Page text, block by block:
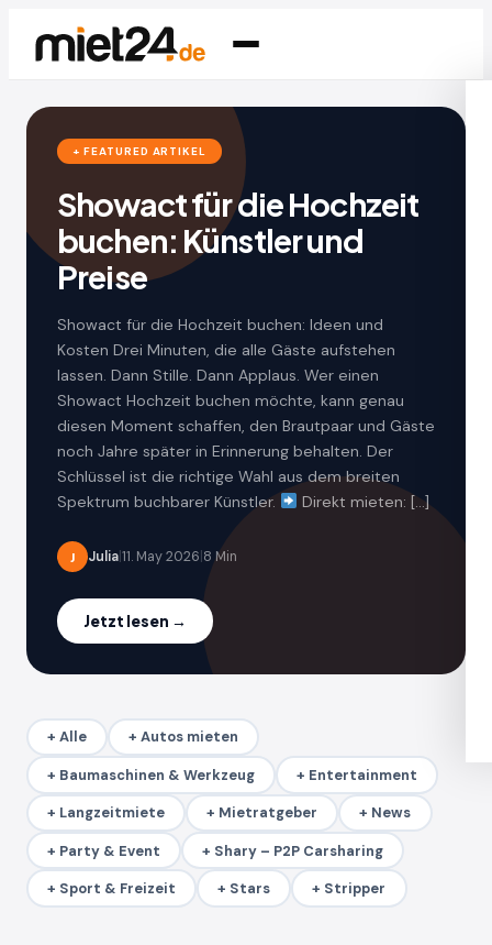
+ FEATURED ARTIKEL
Showact für die Hochzeit
buchen: Künstler und
Preise
Showact für die Hochzeit buchen: Ideen und
Kosten Drei Minuten, die alle Gäste aufstehen
lassen. Dann Stille. Dann Applaus. Wer einen
Showact Hochzeit buchen möchte, kann genau
diesen Moment schaffen, den Brautpaar und Gäste
noch Jahre später in Erinnerung behalten. Der
Schlüssel ist die richtige Wahl aus dem breiten
Spektrum buchbarer Künstler.
Direkt mieten: […]
J Julia11. May 2026 8 Min
Jetzt lesen →
+ Alle + Autos mieten
+ Baumaschinen & Werkzeug + Entertainment
+ Langzeitmiete + Mietratgeber + News
+ Party & Event + Shary – P2P Carsharing
+ Sport & Freizeit + Stars + Stripper